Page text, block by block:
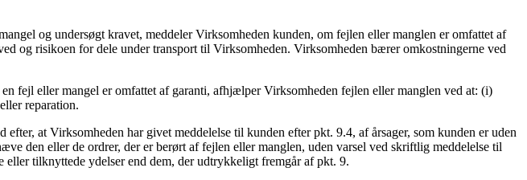
og undersøgt kravet, meddeler Virksomheden kunden, om fejlen eller manglen er omfattet af
og risikoen for dele under transport til Virksomheden. Virksomheden bærer omkostningerne ved
fejl eller mangel er omfattet af garanti, afhjælper Virksomheden fejlen eller manglen ved at: (i)
reparation.
at Virksomheden har givet meddelelse til kunden efter pkt. 9.4, af årsager, som kunden er uden
den eller de ordrer, der er berørt af fejlen eller manglen, uden varsel ved skriftlig meddelelse til
tilknyttede ydelser end dem, der udtrykkeligt fremgår af pkt. 9.